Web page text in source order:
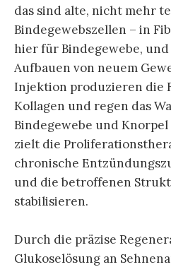
das sind alte, nicht mehr
Bindegewebszellen – in
hier für Bindegewebe, und
Aufbauen von neuem
Injektion produzieren die
Kollagen und regen das
Bindegewebe und Knorpel
zielt die
chronische
und die betroffenen
stabilisieren.
Durch die präzise
Glukoselösung an